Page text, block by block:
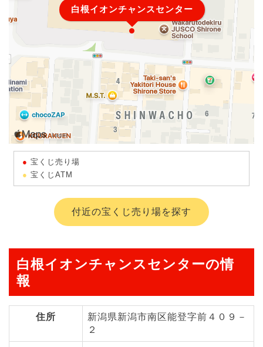
白根イオンチャンスセンター
宝くじ売り場
宝くじATM
付近の宝くじ売り場を探す
白根イオンチャンスセンターの情
報
住所
新潟県新潟市南区能登字前４０９－
２